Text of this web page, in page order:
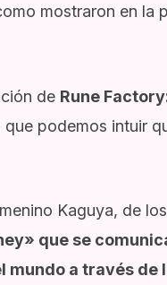
mostraron en la
de Rune
podemos intuir
Kaguya, de
que se
mundo a través de